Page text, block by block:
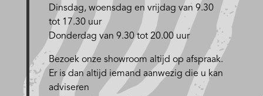
Dinsdag, woensdag en vrijdag van 9.30
tot 17.30 uur
Donderdag van 9.30 tot 20.00 uur
Bezoek onze showroom altijd op afspraak.
Er is dan altijd iemand aanwezig die u kan
adviseren